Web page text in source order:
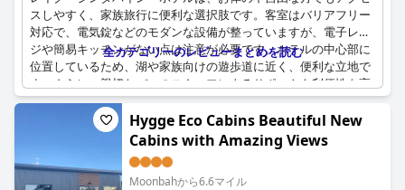
スしやすく、家族旅行に便利な選択肢です。客室はバリアフリー
対応で、電気錠などのモダンな設備が整っていますが、電子レン
ジや簡易キッチンがない点は注意が必要です。ホテルの中心部に
位置しているため、湖や家族向けの遊歩道に近く、便利な立地で
す。さらに、親切なバーのスタッフによるサポートも利便性を高
めています。ただし、ホテルが丘の上にあることや、パブからの
騒音が気になる場合もあります。全体として、ベビーカーや車椅
子でのアクセス、モダンなバスルームなど、アクセシビリティ機
能が充実しているため、お子様連れの方を含め、旅行者にとって
実用的な選択肢となります。
全カテゴリーのレビューまとめを読む
Hygge Eco Cabins Beautiful New
Cabins with Amazing Views
Moonbahから6.6マイル